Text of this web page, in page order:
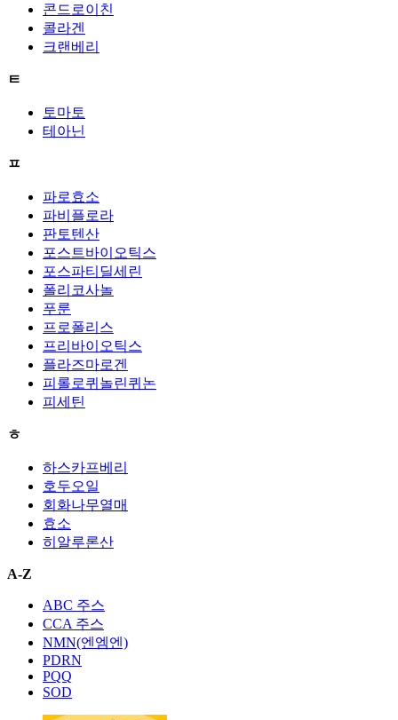
콘드로이친
콜라겐
크랜베리
ㅌ
토마토
테아닌
ㅍ
파로효소
파비플로라
판토텐산
포스트바이오틱스
포스파티딜세린
폴리코사놀
푸룬
프로폴리스
프리바이오틱스
플라즈마로겐
피롤로퀴놀린퀴논
피세틴
ㅎ
하스카프베리
호두오일
회화나무열매
효소
히알루론산
A-Z
ABC 주스
CCA 주스
NMN(엔엠엔)
PDRN
PQQ
SOD